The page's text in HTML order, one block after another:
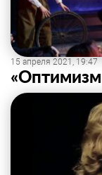
15 апреля 2021, 19:47